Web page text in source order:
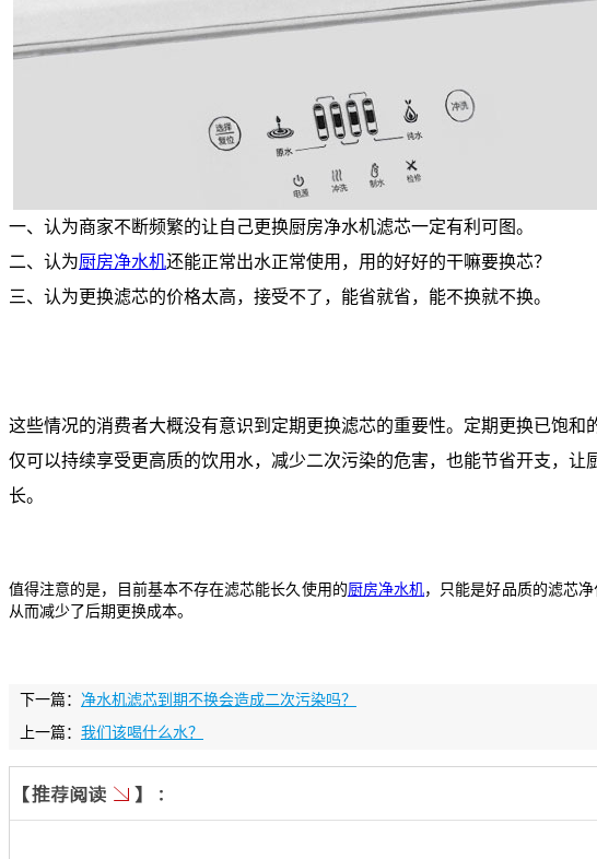
一、认为商家不断频繁的让自己更换厨房净水机滤芯一定有利可图。
二、认为厨房净水机还能正常出水正常使用，用的好好的干嘛要换芯？
三、认为更换滤芯的价格太高，接受不了，能省就省，能不换就不换。
这些情况的消费者大概没有意识到定期更换滤芯的重要性。定期更换已饱和
仅可以持续享受更高质的饮用水，减少二次污染的危害，也能节省开支，让
长。
值得注意的是，目前基本不存在滤芯能长久使用的厨房净水机，只能是好品质的滤芯
从而减少了后期更换成本。
下一篇： 净水机滤芯到期不换会造成二次污染吗？
上一篇： 我们该喝什么水？